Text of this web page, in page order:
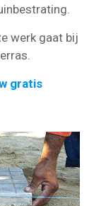
werk gaat bij
gratis